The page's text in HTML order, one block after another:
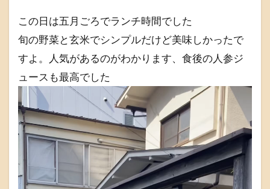
この日は五月ごろでランチ時間でした
旬の野菜と玄米でシンプルだけど美味しかったで
すよ。人気があるのがわかります、食後の人参ジ
ュースも最高でした